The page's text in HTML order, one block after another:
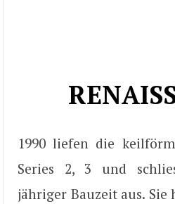
1990 liefen die
Series 2, 3 und
jähriger Bauzeit aus.